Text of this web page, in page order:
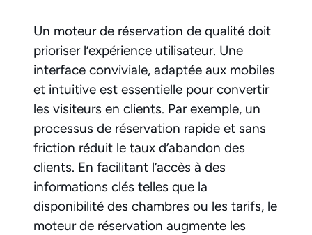
Un moteur de réservation de qualité doit
prioriser l’expérience utilisateur. Une
interface conviviale, adaptée aux mobiles
et intuitive est essentielle pour convertir
les visiteurs en clients. Par exemple, un
processus de réservation rapide et sans
friction réduit le taux d’abandon des
clients. En facilitant l’accès à des
informations clés telles que la
disponibilité des chambres ou les tarifs, le
moteur de réservation augmente les